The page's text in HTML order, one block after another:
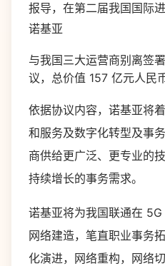
报导，在第二届我国国际进
诺基亚
与我国三大运营商别离签
议，总价值 157 亿元人民币
依据协议内容，诺基亚将
和服务及数字化转型及事
商供给更广泛、更专业的
持续增长的事务需求。
诺基亚将为我国联通在
网络建造，笔直职业事务
化演进，网络重构，网络